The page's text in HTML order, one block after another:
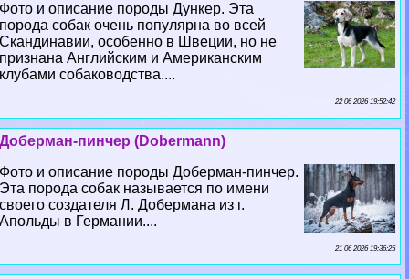
Фото и описание породы Дункер. Эта
порода собак очень популярна во всей
Скандинавии, особенно в Швеции, но не
признана Английским и Американским
клубами собаководства....
22 06 2026 19:52:42
Доберман-пинчер (Dobermann)
Фото и описание породы Доберман-пинчер.
Эта порода собак называется по имени
своего создателя Л. Добермана из г.
Апольды в Германии....
21 06 2026 19:36:25